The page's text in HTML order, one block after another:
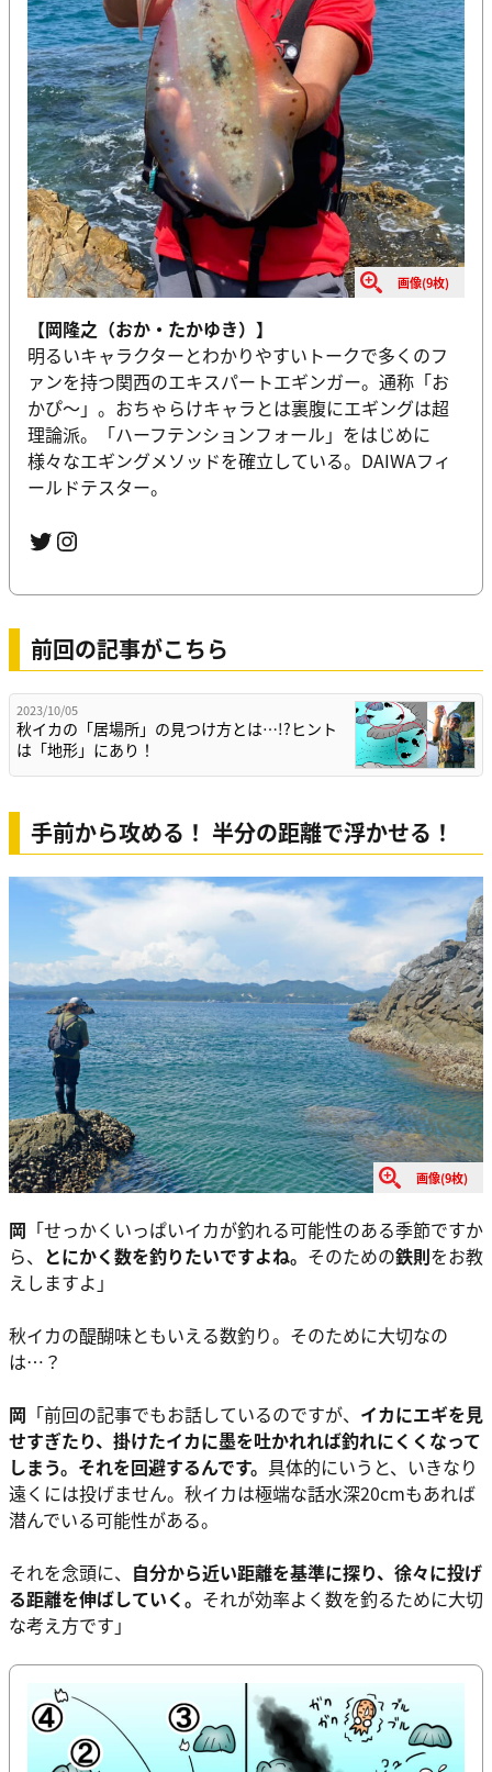
画像(9枚)
【岡隆之（おか・たかゆき）】
明るいキャラクターとわかりやすいトークで多くのフ
ァンを持つ関西のエキスパートエギンガー。通称「お
かぴ～」。おちゃらけキャラとは裏腹にエギングは超
理論派。「ハーフテンションフォール」をはじめに
様々なエギングメソッドを確立している。DAIWAフィ
ールドテスター。
Twitter Instagram
前回の記事がこちら
2023/10/05
秋イカの「居場所」の見つけ方とは…!?ヒント
は「地形」にあり！
手前から攻める！ 半分の距離で浮かせる！
画像(9枚)
岡 「せっかくいっぱいイカが釣れる可能性のある季節ですか
ら、 とにかく数を釣りたいですよね。 そのための鉄則をお教
えしますよ」
秋イカの醍醐味ともいえる数釣り。そのために大切なの
は…？
岡 「前回の記事でもお話しているのですが、 イカにエギを見
せすぎたり、掛けたイカに墨を吐かれれば釣れにくくなって
しまう。それを回避するんです。 具体的にいうと、いきなり
遠くには投げません。秋イカは極端な話水深20cmもあれば
潜んでいる可能性がある。
それを念頭に、 自分から近い距離を基準に探り、徐々に投げ
る距離を伸ばしていく。 それが効率よく数を釣るために大切
な考え方です」